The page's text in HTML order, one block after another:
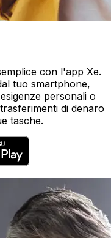
con l'app Xe.
tuo smartphone,
personali o
di denaro
tasche.